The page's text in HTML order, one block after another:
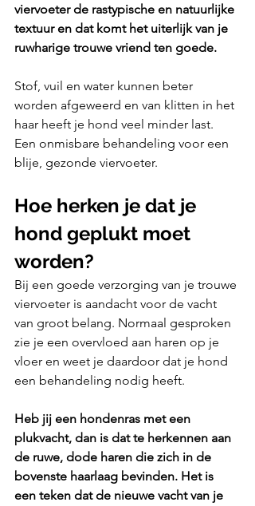
viervoeter de rastypische en natuurlijke
textuur en dat komt het uiterlijk van je
ruwharige trouwe vriend ten goede.
Stof, vuil en water kunnen beter
worden afgeweerd en van klitten in het
haar heeft je hond veel minder last.
Een onmisbare behandeling voor een
blije, gezonde viervoeter.
Hoe herken je dat je
hond geplukt moet
worden?
Bij een goede verzorging van je trouwe
viervoeter is aandacht voor de vacht
van groot belang. Normaal gesproken
zie je een overvloed aan haren op je
vloer en weet je daardoor dat je hond
een behandeling nodig heeft.
Heb jij een hondenras met een
plukvacht, dan is dat te herkennen aan
de ruwe, dode haren die zich in de
bovenste haarlaag bevinden. Het is
een teken dat de nieuwe vacht van je